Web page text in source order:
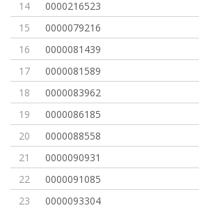
14
0000216523
15
0000079216
16
0000081439
17
0000081589
18
0000083962
19
0000086185
20
0000088558
21
0000090931
22
0000091085
23
0000093304